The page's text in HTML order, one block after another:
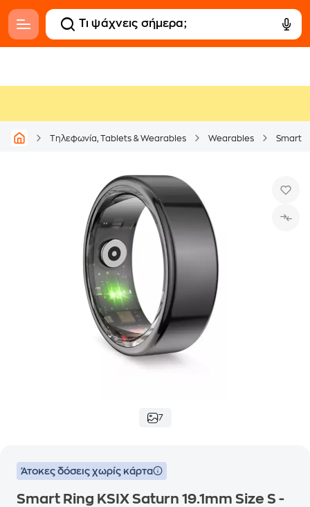
Τηλεφωνία, Tablets & Wearables Wearables Smart
7
Άτοκες δόσεις χωρίς κάρτα
Smart Ring KSIX Saturn 19.1mm Size S -